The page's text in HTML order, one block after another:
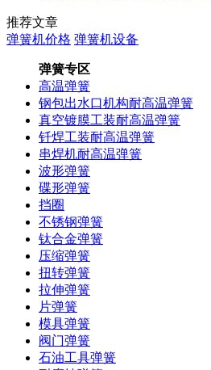
推荐文章
弹簧机价格 弹簧机设备
弹簧专区
高温弹簧
钢包出水口机构耐高温弹簧
真空镀膜工装耐高温弹簧
钎焊工装耐高温弹簧
串焊机耐高温弹簧
波形弹簧
碟形弹簧
挡圈
不锈钢弹簧
钛合金弹簧
压缩弹簧
扭转弹簧
拉伸弹簧
片弹簧
模具弹簧
阀门弹簧
石油工具弹簧